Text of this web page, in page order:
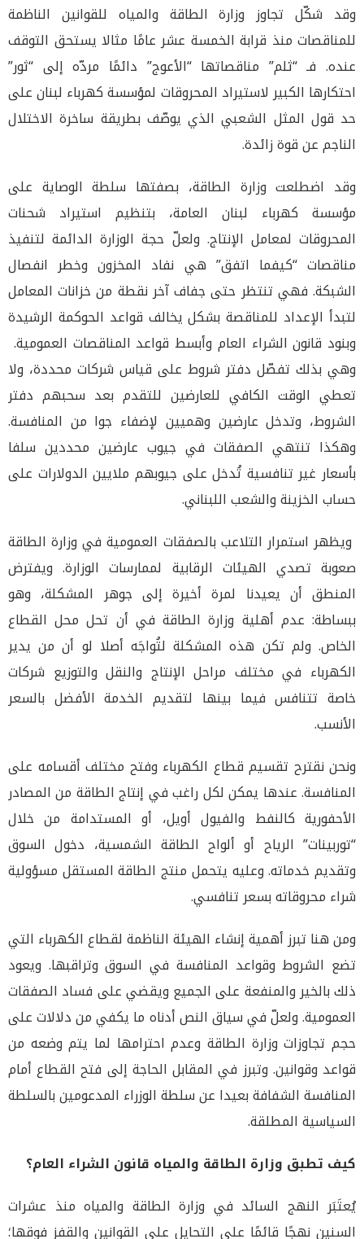
وقد شكّل تجاوز وزارة الطاقة والمياه للقوانين الناظمة
للمناقصات منذ قرابة الخمسة عشر عامًا مثالا يستحق التوقف
عنده. فـ “ثلم” مناقصاتها “الأعوج” دائمًا مردّه إلى “ثور”
احتكارها الكبير لاستيراد المحروقات لمؤسسة كهرباء لبنان على
حد قول المثل الشعبي الذي يوصّف بطريقة ساخرة الاختلال
الناجم عن قوة زائدة.
وقد اضطلعت وزارة الطاقة، بصفتها سلطة الوصاية على
مؤسسة كهرباء لبنان العامة، بتنظيم استيراد شحنات
المحروقات لمعامل الإنتاج. ولعلّ حجة الوزارة الدائمة لتنفيذ
مناقصات “كيفما اتفق” هي نفاد المخزون وخطر انفصال
الشبكة. فهي تنتظر حتى جفاف آخر نقطة من خزانات المعامل
لتبدأ الإعداد للمناقصة بشكل يخالف قواعد الحوكمة الرشيدة
وبنود قانون الشراء العام وأبسط قواعد المناقصات العمومية.
وهي بذلك تفصّل دفتر شروط على قياس شركات محددة، ولا
تعطي الوقت الكافي للعارضين للتقدم بعد سحبهم دفتر
الشروط، وتدخل عارضين وهميين لإضفاء جوا من المنافسة.
وهكذا تنتهي الصفقات في جيوب عارضين محددين سلفا
بأسعار غير تنافسية تُدخل على جيوبهم ملايين الدولارات على
حساب الخزينة والشعب اللبناني.
ويظهر استمرار التلاعب بالصفقات العمومية في وزارة الطاقة
صعوبة تصدي الهيئات الرقابية لممارسات الوزارة. ويفترض
المنطق أن يعيدنا لمرة أخيرة إلى جوهر المشكلة، وهو
ببساطة: عدم أهلية وزارة الطاقة في أن تحل محل القطاع
الخاص. ولم تكن هذه المشكلة لتُواجَه أصلا لو أن من يدير
الكهرباء في مختلف مراحل الإنتاج والنقل والتوزيع شركات
خاصة تتنافس فيما بينها لتقديم الخدمة الأفضل بالسعر
الأنسب.
ونحن نقترح تقسيم قطاع الكهرباء وفتح مختلف أقسامه على
المنافسة. عندها يمكن لكل راغب في إنتاج الطاقة من المصادر
الأحفورية كالنفط والفيول أويل، أو المستدامة من خلال
“توربينات” الرياح أو ألواح الطاقة الشمسية، دخول السوق
وتقديم خدماته. وعليه يتحمل منتج الطاقة المستقل مسؤولية
شراء محروقاته بسعر تنافسي.
ومن هنا تبرز أهمية إنشاء الهيئة الناظمة لقطاع الكهرباء التي
تضع الشروط وقواعد المنافسة في السوق وتراقبها. ويعود
ذلك بالخير والمنفعة على الجميع ويقضي على فساد الصفقات
العمومية. ولعلّ في سياق النص أدناه ما يكفي من دلالات على
حجم تجاوزات وزارة الطاقة وعدم احترامها لما يتم وضعه من
قواعد وقوانين. وتبرز في المقابل الحاجة إلى فتح القطاع أمام
المنافسة الشفافة بعيدا عن سلطة الوزراء المدعومين بالسلطة
السياسية المطلقة.
كيف تطبق وزارة الطاقة والمياه قانون الشراء العام؟
يُعتَبَر النهج السائد في وزارة الطاقة والمياه منذ عشرات
السنين نهجًا قائمًا على التحايل على القوانين والقفز فوقها؛